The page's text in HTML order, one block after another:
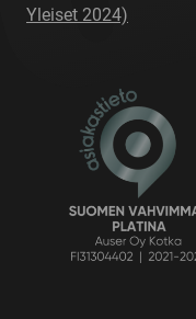
Yleiset 2024)